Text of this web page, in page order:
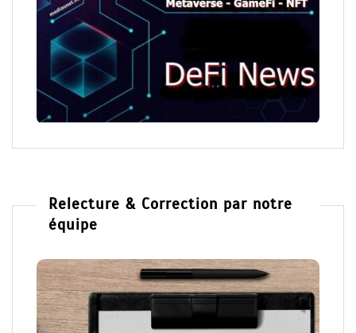
Relecture & Correction par notre
équipe